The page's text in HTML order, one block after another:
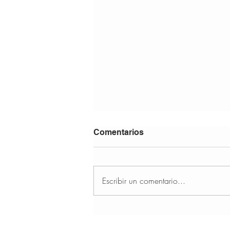
Comentarios
Escribir un comentario...